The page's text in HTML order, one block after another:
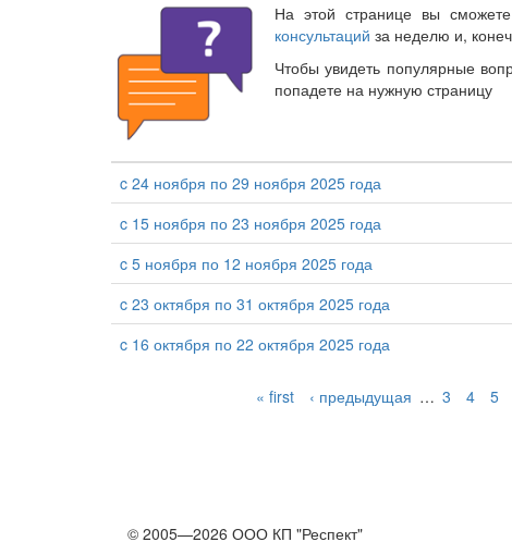
На этой странице вы
консультаций за неделю и,
Чтобы увидеть популярные
попадете на нужную страницу
c 24 ноября по 29 ноября 2025 года
c 15 ноября по 23 ноября 2025 года
c 5 ноября по 12 ноября 2025 года
c 23 октября по 31 октября 2025 года
c 16 октября по 22 октября 2025 года
« first ‹ предыдущая … 3 4 5
© 2005—2026 ООО КП "Респект"